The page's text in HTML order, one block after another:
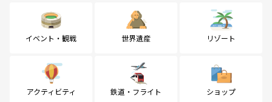
イベント・観戦 世界遺産 リゾート
アクティビティ 鉄道・フライト ショップ